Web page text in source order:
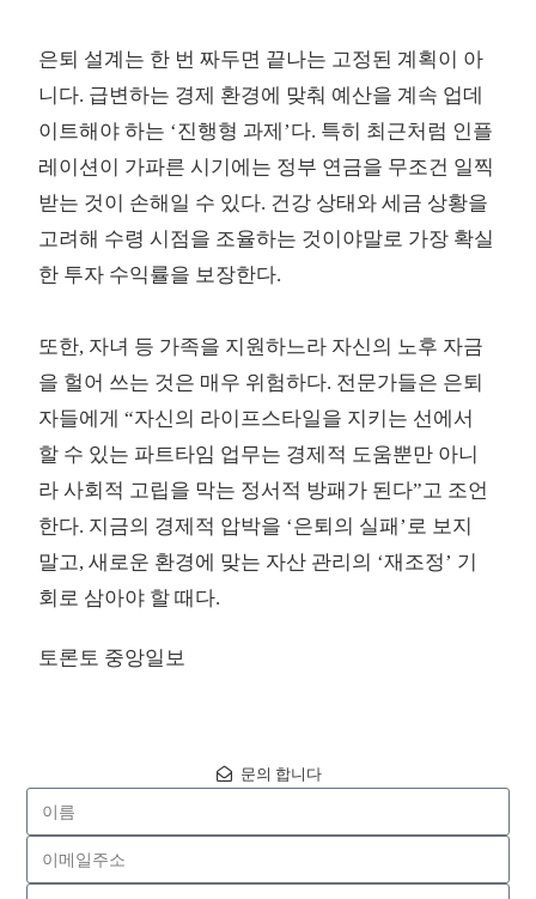
은퇴 설계는 한 번 짜두면 끝나는 고정된 계획이 아
니다. 급변하는 경제 환경에 맞춰 예산을 계속 업데
이트해야 하는 ‘진행형 과제’다. 특히 최근처럼 인플
레이션이 가파른 시기에는 정부 연금을 무조건 일찍
받는 것이 손해일 수 있다. 건강 상태와 세금 상황을
고려해 수령 시점을 조율하는 것이야말로 가장 확실
한 투자 수익률을 보장한다.
또한, 자녀 등 가족을 지원하느라 자신의 노후 자금
을 헐어 쓰는 것은 매우 위험하다. 전문가들은 은퇴
자들에게 “자신의 라이프스타일을 지키는 선에서
할 수 있는 파트타임 업무는 경제적 도움뿐만 아니
라 사회적 고립을 막는 정서적 방패가 된다”고 조언
한다. 지금의 경제적 압박을 ‘은퇴의 실패’로 보지
말고, 새로운 환경에 맞는 자산 관리의 ‘재조정’ 기
회로 삼아야 할 때다.
토론토 중앙일보
문의 합니다